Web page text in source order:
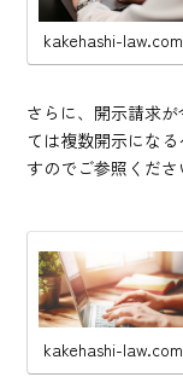
kakehashi-law.com
さらに、開示請求
ては複数開示にな
すのでご参照くださ
kakehashi-law.com